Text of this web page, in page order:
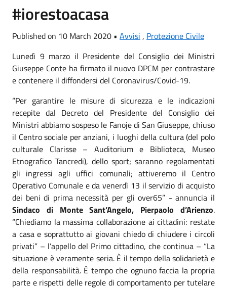
#iorestoacasa
Published on 10 March 2020 • Avvisi , Protezione Civile
Lunedì 9 marzo il Presidente del Consiglio dei Ministri
Giuseppe Conte ha firmato il nuovo DPCM per contrastare
e contenere il diffondersi del Coronavirus/Covid-19.
“Per garantire le misure di sicurezza e le indicazioni
recepite dal Decreto del Presidente del Consiglio dei
Ministri abbiamo sospeso le Fanoje di San Giuseppe, chiuso
il Centro sociale per anziani, i luoghi della cultura (del polo
culturale Clarisse – Auditorium e Biblioteca, Museo
Etnografico Tancredi), dello sport; saranno regolamentati
gli ingressi agli uffici comunali; attiveremo il Centro
Operativo Comunale e da venerdì 13 il servizio di acquisto
dei beni di prima necessità per gli over65” - annuncia il
Sindaco di Monte Sant’Angelo, Pierpaolo d’Arienzo.
“Chiediamo la massima collaborazione ai cittadini: restate
a casa e soprattutto ai giovani chiedo di chiudere i circoli
privati” – l’appello del Primo cittadino, che continua – “La
situazione è veramente seria. È il tempo della solidarietà e
della responsabilità. È tempo che ognuno faccia la propria
parte e rispetti delle regole di comportamento per tutelare